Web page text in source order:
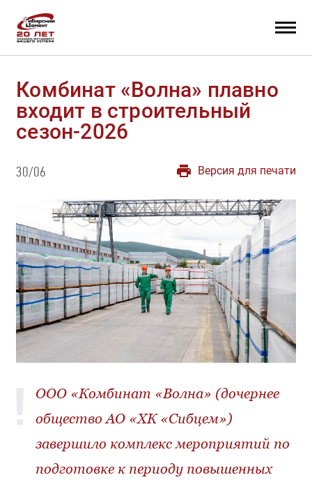
Комбинат «Волна» плавно
входит в строительный
сезон-2026
30/06 Версия для печати
ООО «Комбинат «Волна» (дочернее
общество АО «ХК «Сибцем»)
завершило комплекс мероприятий по
подготовке к периоду повышенных